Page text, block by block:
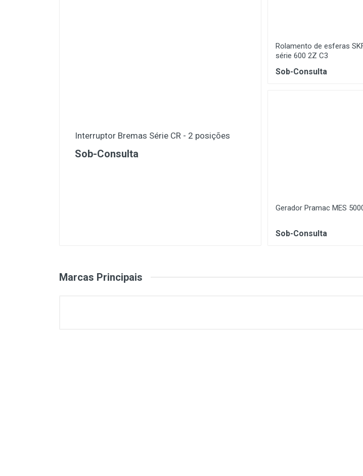
Interruptor Bremas Série CR - 2 posições
Sob-Consulta
Rolamento de esferas
série 600 2Z C3
Sob-Consulta
Gerador Pramac MES
Sob-Consulta
Marcas Principais